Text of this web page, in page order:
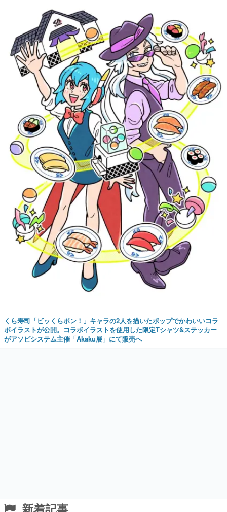
くら寿司「ビッくらポン！」キャラの2人を描いたポップでかわいいコラ
ボイラストが公開。コラボイラストを使用した限定Tシャツ&ステッカー
がアソビシステム主催「Akaku展」にて販売へ